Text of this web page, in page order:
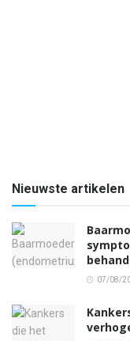
Nieuwste artikelen
07/08/